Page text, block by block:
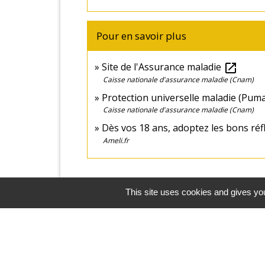
Pour en savoir plus
Site de l'Assurance maladie open_in_new
Caisse nationale d'assurance maladie (Cnam)
Protection universelle maladie
Caisse nationale d'assurance maladie (Cnam)
Dès vos 18 ans, adoptez les bons
Ameli.fr
This site uses cookies and gives